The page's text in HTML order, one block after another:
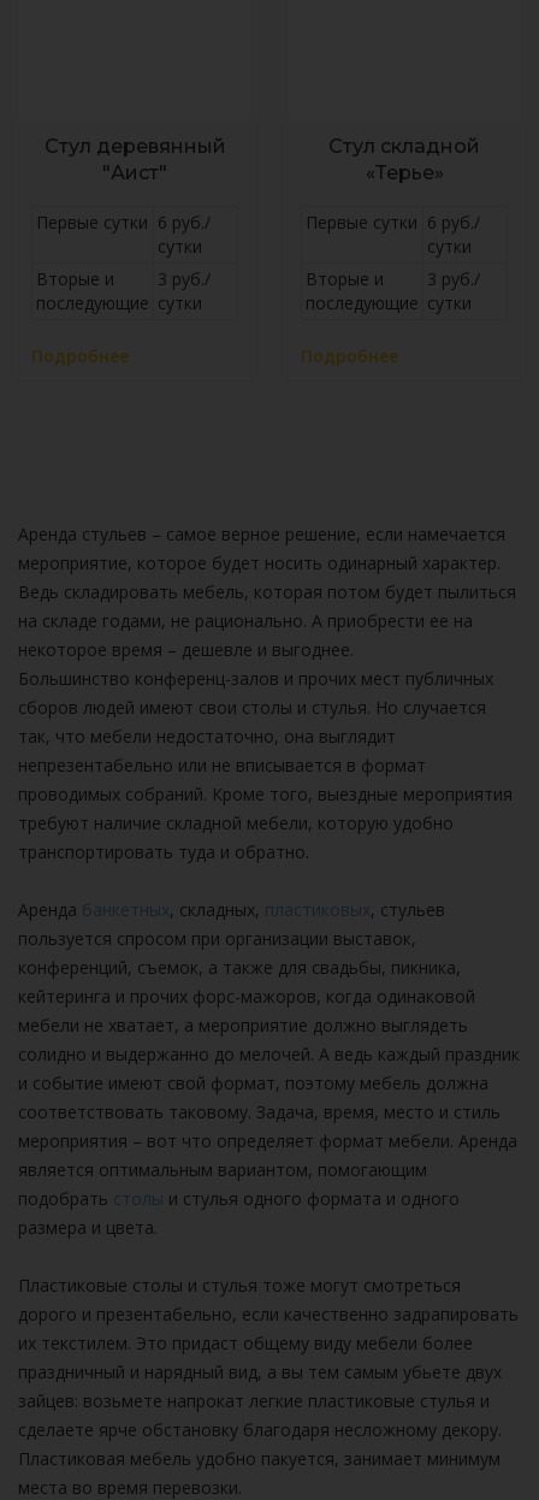
Стул деревянный
"Аист"
Первые сутки 6 руб./
сутки
Вторые и
последующие
3 руб./
сутки
Подробнее
Стул складной
«Терье»
Первые сутки 6 руб./
сутки
Вторые и
последующие
3 руб./
сутки
Подробнее
Аренда стульев – самое верное решение, если намечается
мероприятие, которое будет носить одинарный характер.
Ведь складировать мебель, которая потом будет пылиться
на складе годами, не рационально. А приобрести ее на
некоторое время – дешевле и выгоднее.
Большинство конференц-залов и прочих мест публичных
сборов людей имеют свои столы и стулья. Но случается
так, что мебели недостаточно, она выглядит
непрезентабельно или не вписывается в формат
проводимых собраний. Кроме того, выездные мероприятия
требуют наличие складной мебели, которую удобно
транспортировать туда и обратно.
Аренда банкетных, складных, пластиковых, стульев
пользуется спросом при организации выставок,
конференций, съемок, а также для свадьбы, пикника,
кейтеринга и прочих форс-мажоров, когда одинаковой
мебели не хватает, а мероприятие должно выглядеть
солидно и выдержанно до мелочей. А ведь каждый праздник
и событие имеют свой формат, поэтому мебель должна
соответствовать таковому. Задача, время, место и стиль
мероприятия – вот что определяет формат мебели. Аренда
является оптимальным вариантом, помогающим
подобрать столы и стулья одного формата и одного
размера и цвета.
Пластиковые столы и стулья тоже могут смотреться
дорого и презентабельно, если качественно задрапировать
их текстилем. Это придаст общему виду мебели более
праздничный и нарядный вид, а вы тем самым убьете двух
зайцев: возьмете напрокат легкие пластиковые стулья и
сделаете ярче обстановку благодаря несложному декору.
Пластиковая мебель удобно пакуется, занимает минимум
места во время перевозки.